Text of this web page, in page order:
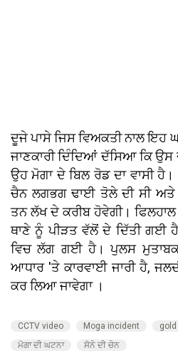
ਦੂਜੇ ਪਾਸੇ ਜਿਸ ਵਿਅਕਤੀ ਨਾਲ ਇਹ
ਜਾਣਕਾਰੀ ਦਿੰਦਿਆਂ ਦੱਸਿਆ ਕਿ ਉਸ
ਉਹ ਮੋਗਾ ਦੇ ਬਿਲ ਰੋਡ ਦਾ ਵਾਸੀ
ਚੈਨ ਲਗਭਗ ਢਾਈ ਤੋਲੇ ਦੀ ਸੀ ਅਤੇ
ਤਨ ਲੱਖ ਦੇ ਕਰੀਬ ਹੋਵੇਗੀ। ਫਿਲਹਾਲ
ਥਾਣੇ ਨੂੰ ਪੀੜਤ ਵੱਲੋਂ ਦੇ ਦਿੱਤੀ ਗਈ
ਵਿਚ ਲੱਗ ਗਈ ਹੈ। ਪੁਲਸ ਮੁਤਾਬਕ
ਆਧਾਰ 'ਤੇ ਕਾਰਵਾਈ ਜਾਰੀ ਹੈ,
ਕਰ ਲਿਆ ਜਾਵੇਗਾ ।
CCTV video Moga incident
ਮੋਗਾ ਦੀ ਘਟਨਾ
ਸੋਨੇ ਦੀ ਚੇਨ